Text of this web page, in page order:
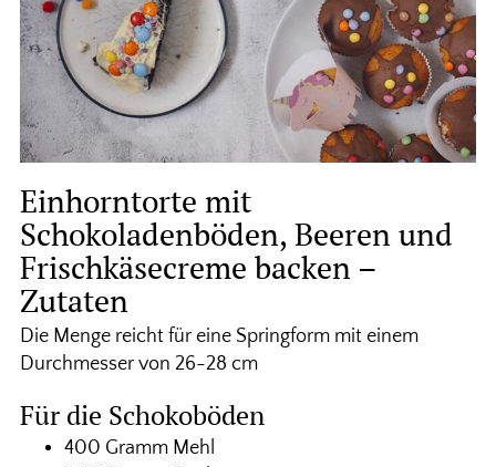
Einhorntorte mit
Schokoladenböden, Beeren und
Frischkäsecreme backen –
Zutaten
Die Menge reicht für eine Springform mit einem
Durchmesser von 26-28 cm
Für die Schokoböden
400 Gramm Mehl